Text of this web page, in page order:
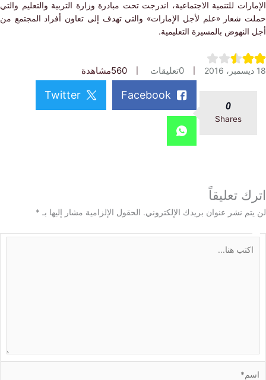
للتنمية الاجتماعية، اندرجت تحت مبادرة وزارة التربية والتعليم والتي
شعار «علم لأجل الإمارات» والتي تهدف إلى تعاون أفراد المجتمع من
بالمسيرة التعليمية.
0 تعليقات 560مشاهدة
Shares
Facebook
Twitter
تعليقاً
نشر عنوان بريدك الإلكتروني. الحقول الإلزامية مشار إليها بـ*